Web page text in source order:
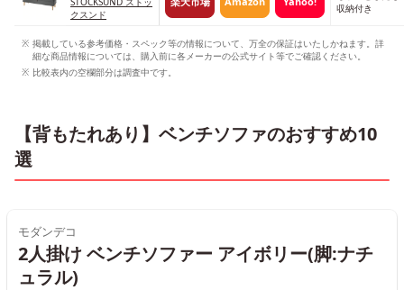
クスンド
収納付き
掲載している参考価格・スペック等の情報について、万全の保証はいたしかねます。詳
細な商品情報については、購入前に各メーカーの公式サイト等でご確認ください。
比較表内の空欄部分は調査中です。
【背もたれあり】ベンチソファのおすすめ10
選
モダンデコ
2人掛け ベンチソファー アイボリー(脚:ナチ
ュラル)